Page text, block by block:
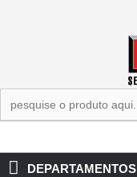
DEPARTAMENTOS